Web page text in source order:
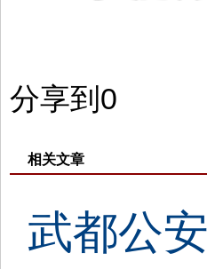
分享到0
相关文章
武都公